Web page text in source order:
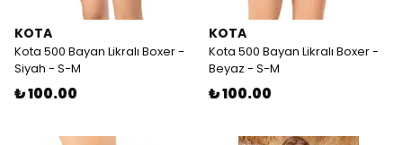
KOTA
Kota 500 Bayan Likralı Boxer -
Siyah - S-M
₺ 100.00
KOTA
Kota 500 Bayan Likralı Boxer -
Beyaz - S-M
₺ 100.00